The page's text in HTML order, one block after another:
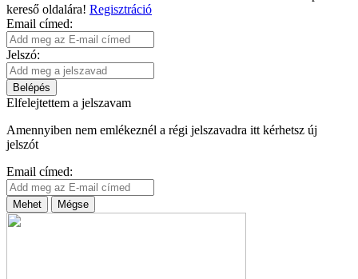
kereső oldalára! Regisztráció
Email címed:
Jelszó:
Belépés
Elfelejtettem a jelszavam
Amennyiben nem emlékeznél a régi jelszavadra itt kérhetsz új
jelszót
Email címed:
Mehet Mégse